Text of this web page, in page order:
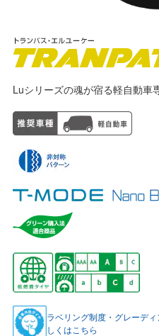
Luシリーズの魂が宿る軽自動車
ラベリング制度・グレーデ
しくはこちら